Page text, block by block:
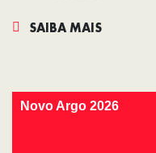
SAIBA MAIS
Novo Argo 2026